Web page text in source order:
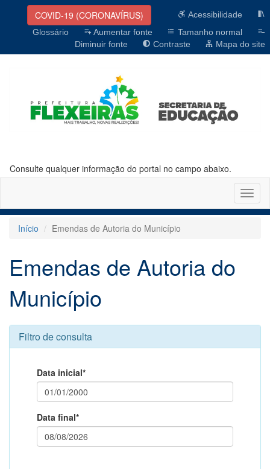
COVID-19 (CORONAVÍRUS)
Acessibilidade
Glossário
Aumentar fonte
Tamanho normal
Diminuir fonte
Contraste Mapa do site
Consulte qualquer informação do portal no campo abaixo.
Início
Emendas de Autoria do Município
Emendas de Autoria do
Município
Filtro de consulta
Data inicial*
Data final*